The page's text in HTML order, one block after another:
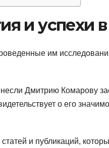
и успехи в
им
Дмитрию Комарову
о его
и публикаций,